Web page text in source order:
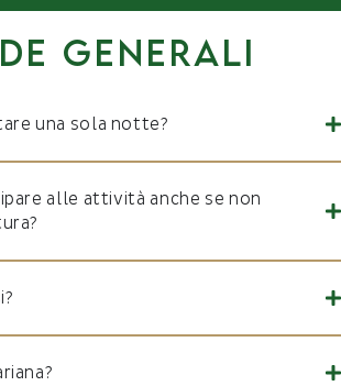
generali
una sola notte?
alle attività anche se non